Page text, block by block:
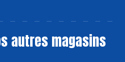
autres magasins